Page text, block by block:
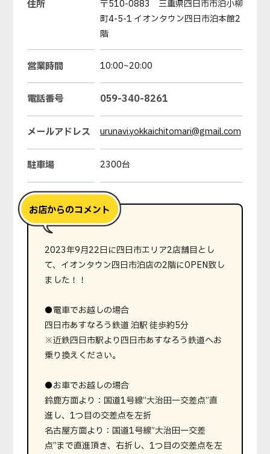
住所
〒510-0883 三重県四日市市泊小柳
町4-5-1 イオンタウン四日市泊本館2
階
営業時間 10:00~20:00
電話番号 059-340-8261
メールアドレス urunavi.yokkaichitomari@gmail.com
駐車場 2300台
2023年9月22日に四日市エリア2店舗目とし
て、イオンタウン四日市泊店の2階にOPEN致し
ました！！
●電車でお越しの場合
四日市あすなろう鉄道 泊駅 徒歩約5分
※近鉄四日市駅より四日市あすなろう鉄道へお
乗り換えください。
●お車でお越しの場合
鈴鹿方面より：国道1号線”大治田一交差点”直
進し、1つ目の交差点を左折
名古屋方面より：国道1号線”大治田一交差
点”まで直進頂き、右折し、1つ目の交差点を左